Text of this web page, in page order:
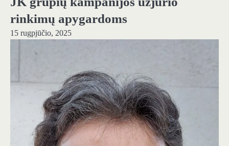
rinkimų apygardoms
15 rugpjūčio, 2025